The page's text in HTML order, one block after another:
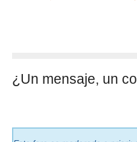
¿Un mensaje, un